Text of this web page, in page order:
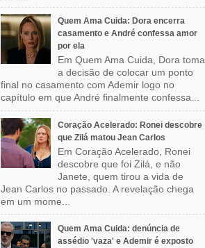
Quem Ama Cuida: Dora encerra
casamento e André confessa amor
por ela
Em Quem Ama Cuida, Dora toma
a decisão de colocar um ponto
final no casamento com Ademir logo no
capítulo em que André finalmente confessa...
Coração Acelerado: Ronei descobre
que Zilá matou Jean Carlos
Em Coração Acelerado, Ronei
descobre que foi Zilá, e não
Janete, quem tirou a vida de
Jean Carlos no passado. A revelação chega
em um mome...
Quem Ama Cuida: denúncia de
assédio 'vaza' e Ademir é exposto